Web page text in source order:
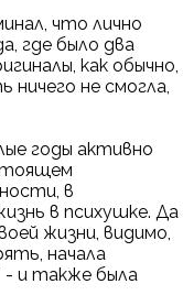
что лично
где было два
как обычно,
ничего не смогла,
годы активно
в
в психушке. Да
жизни, видимо,
начала
- и также была